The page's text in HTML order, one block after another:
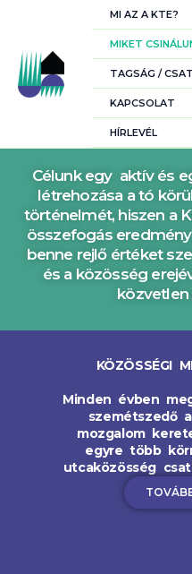
MI AZ A KTE?
MIKET
TAGSÁG /
KAPCSOLAT
HÍRLEVÉL
Célunk egy aktív és
létrehozása a tó
történelmét, hiszen a
összefogás
benne rejlő értéket
és a közösség
KÖZÖSSÉGI
Minden évben
szemétszedő
mozgalom
egyre több
utcaközösség